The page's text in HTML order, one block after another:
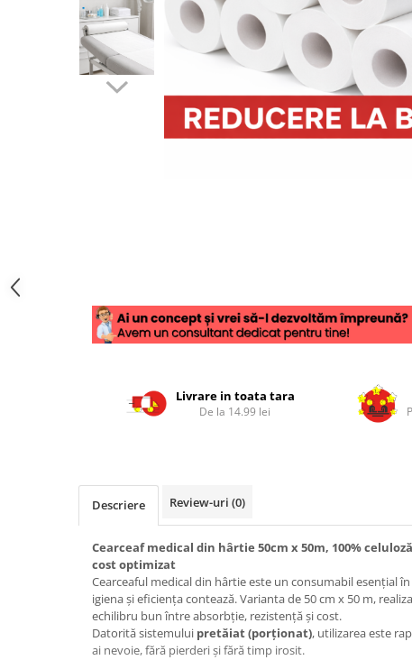
Livrare in toata tara
De la 14.99 lei
Descriere Review-uri (0)
Cearceaf medical din hârtie 50cm x 50m, 100%
cost optimizat
Cearceaful medical din hârtie este un consumabil esențial
igiena și eficiența contează. Varianta de 50 cm x 50 m,
echilibru bun între absorbție, rezistență și cost.
Datorită sistemului pretăiat (porționat), utilizarea este
ai nevoie, fără pierderi și fără timp irosit.